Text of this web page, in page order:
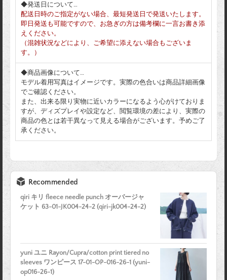
◆発送日について…
配送日時のご指定がない場合、最短発送日で発送いたします。
即日発送も可能ですので、お急ぎの方は備考欄に一言お書き添
えください。
（混雑状況などにより、ご希望に添えない場合もございま
す。）
◆商品画像について…
モデル着用写真はイメージです。実際の色合いは商品詳細画像
でご確認ください。
また、出来る限り実物に近いカラーになるよう心がけておりま
すが、ディズプレイや設定など、閲覧環境の差により、実際の
商品の色とは若干異なって見える場合がございます。予めご了
承ください。
Recommended
qiri キリ fleece needle punch オーバージャ
ケット 63-01-JK004-24-2 (qiri-jk004-24-2)
yuni ユニ Rayon/Cupra/cotton print tiered no
sleeves ワンピース 17-01-OP-016-26-1 (yuni-
op016-26-1)